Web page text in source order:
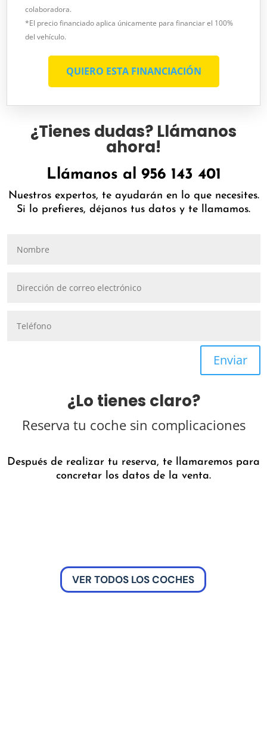
colaboradora.
*El precio financiado aplica únicamente para financiar el 100%
del vehículo.
QUIERO ESTA FINANCIACIÓN
¿Tienes dudas? Llámanos
ahora!
Llámanos al 956 143 401
Nuestros expertos, te ayudarán en lo que necesites.
Si lo prefieres, déjanos tus datos y te llamamos.
Enviar
¿Lo tienes claro?
Reserva tu coche sin complicaciones
Después de realizar tu reserva, te llamaremos para
concretar los datos de la venta.
VER TODOS LOS COCHES